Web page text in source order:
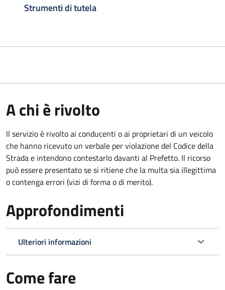
Strumenti di tutela
A chi è rivolto
Il servizio è rivolto ai conducenti o ai proprietari di un veicolo
che hanno ricevuto un verbale per violazione del Codice della
Strada e intendono contestarlo davanti al Prefetto. Il ricorso
può essere presentato se si ritiene che la multa sia illegittima
o contenga errori (vizi di forma o di merito).
Approfondimenti
Ulteriori informazioni
Come fare